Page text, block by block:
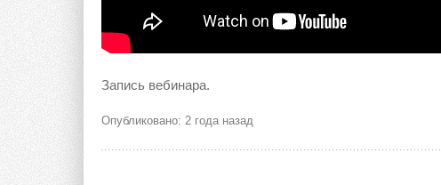
Запись вебинара.
Опубликовано: 2 года назад